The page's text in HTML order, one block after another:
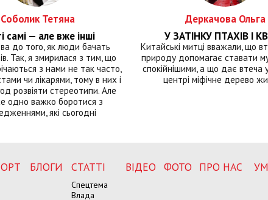
Соболик Тетяна
самі — але вже інші
до того, як люди бачать
Так, я змирилася з тим, що
з нами не так часто,
чи лікарями, тому в них і
розвіяти стереотипи. Але
одно важко боротися з
які сьогодні
Деркачова Ольга
У ЗАТІНКУ ПТАХІВ І
Китайські митці вважали, що
природу допомагає ставати
спокійнішими, а що дає втеча
центрі міфічне дерево
БЛОГИ СТАТТІ
Спецтема
Влада
ВІДЕО ФОТО ПРО НАС